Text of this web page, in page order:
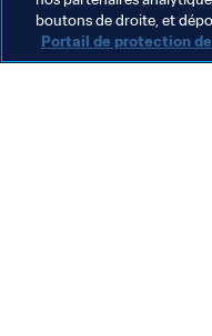
boutons de droite, et
Portail de protection